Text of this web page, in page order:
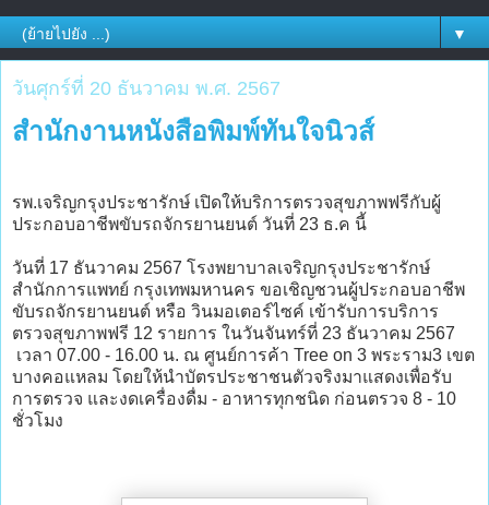
▼
วันศุกร์ที่ 20 ธันวาคม พ.ศ. 2567
สำนักงานหนังสือพิมพ์ทันใจนิวส์
รพ.เจริญกรุงประชารักษ์ เปิดให้บริการตรวจสุขภาพฟรีกับผู้
ประกอบอาชีพขับรถจักรยานยนต์ วันที่ 23 ธ.ค นี้
วันที่ 17 ธันวาคม 2567 โรงพยาบาลเจริญกรุงประชารักษ์
สำนักการแพทย์ กรุงเทพมหานคร ขอเชิญชวนผู้ประกอบอาชีพ
ขับรถจักรยานยนต์ หรือ วินมอเตอร์ไซค์ เข้ารับการบริการ
ตรวจสุขภาพฟรี 12 รายการ ในวันจันทร์ที่ 23 ธันวาคม 2567
เวลา 07.00 - 16.00 น. ณ ศูนย์การค้า Tree on 3 พระราม3 เขต
บางคอแหลม โดยให้นำบัตรประชาชนตัวจริงมาแสดงเพื่อรับ
การตรวจ และงดเครื่องดื่ม - อาหารทุกชนิด ก่อนตรวจ 8 - 10
ชั่วโมง